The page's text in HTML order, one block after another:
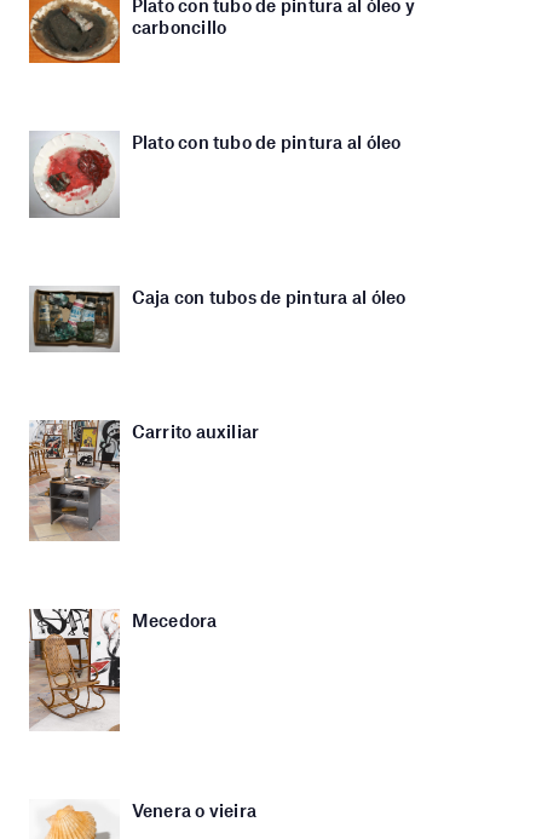
Plato con tubo de pintura al óleo y
carboncillo
Plato con tubo de pintura al óleo
Caja con tubos de pintura al óleo
Carrito auxiliar
Mecedora
Venera o vieira